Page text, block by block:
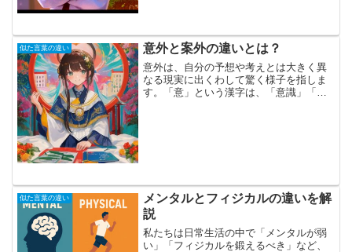
似た言葉の違い 意外と案外の違いとは？
意外は、自分の予想や考えとは大きく異
なる現実に出くわして驚く様子を指しま
す。「意」という漢字は、「意識」「意
似た言葉の違い
メンタルとフィジカルの違いを解
説
私たちは日常生活の中で「メンタルが弱
い」「フィジカルを鍛えるべき」など、